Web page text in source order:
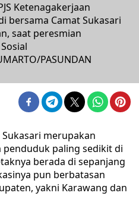
Ketenagakerjaan
bersama Camat Sukasari
saat peresmian
PASUNDAN
merupakan
paling sedikit di
berada di sepanjang
pun berbatasan
yakni Karawang dan